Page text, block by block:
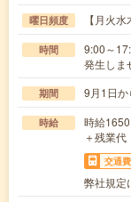
曜日頻度 【月火水
時間
9:00～
発生しま
期間 9月1日か
時給
時給
＋残業代
交通費
弊社規定